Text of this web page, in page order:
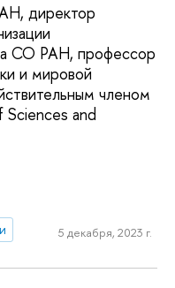
директор
СО РАН, профессор
и мировой
членом
and
5 декабря, 2023 г.